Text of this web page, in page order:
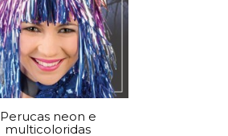
Perucas neon e
multicoloridas